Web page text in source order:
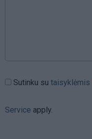
Sutinku su taisyklėmis
Service apply.